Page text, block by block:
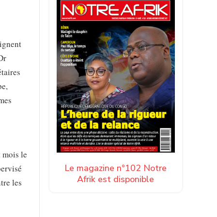
le
les
Le magazine n°102 Notre
Afrik est disponible